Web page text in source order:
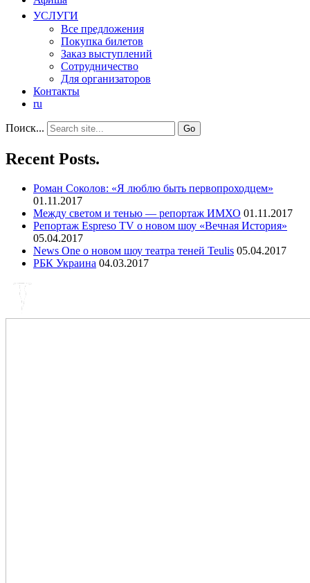
УСЛУГИ
Все предложения
Покупка билетов
Заказ выступлений
Сотрудничество
Для организаторов
Контакты
ru
Поиск...
Recent Posts.
Роман Соколов: «Я люблю быть первопроходцем»
01.11.2017
Между светом и тенью — репортаж ИМХО 01.11.2017
Репортаж Espreso TV о новом шоу «Вечная История»
05.04.2017
News One о новом шоу театра теней Teulis 05.04.2017
РБК Украина 04.03.2017